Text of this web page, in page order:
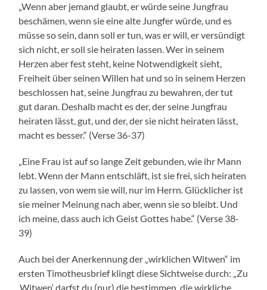
„Wenn aber jemand glaubt, er würde seine Jungfrau
beschämen, wenn sie eine alte Jungfer würde, und es
müsse so sein, dann soll er tun, was er will, er versündigt
sich nicht, er soll sie heiraten lassen. Wer in seinem
Herzen aber fest steht, keine Notwendigkeit sieht,
Freiheit über seinen Willen hat und so in seinem Herzen
beschlossen hat, seine Jungfrau zu bewahren, der tut
gut daran. Deshalb macht es der, der seine Jungfrau
heiraten lässt, gut, und der, der sie nicht heiraten lässt,
macht es besser.“ (Verse 36-37)
„Eine Frau ist auf so lange Zeit gebunden, wie ihr Mann
lebt. Wenn der Mann entschläft, ist sie frei, sich heiraten
zu lassen, von wem sie will, nur im Herrn. Glücklicher ist
sie meiner Meinung nach aber, wenn sie so bleibt. Und
ich meine, dass auch ich Geist Gottes habe.“ (Verse 38-
39)
Auch bei der Anerkennung der „wirklichen Witwen“ im
ersten Timotheusbrief klingt diese Sichtweise durch: „Zu
‚Witwen‘ darfst du (nur) die bestimmen, die wirkliche